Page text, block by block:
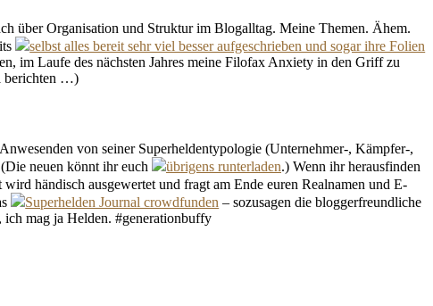
über Organisation und Struktur im Blogalltag. Meine Themen. Ähem.
selbst alles bereit sehr viel besser aufgeschrieben und sogar ihre Folien
im Laufe des nächsten Jahres meine Filofax Anxiety in den Griff zu
berichten …)
von seiner Superheldentypologie (Unternehmer-, Kämpfer-,
neuen könnt ihr euch
übrigens runterladen.) Wenn ihr herausfinden
händisch ausgewertet und fragt am Ende euren Realnamen und E-
Superhelden Journal crowdfunden – sozusagen die bloggerfreundliche
ich mag ja Helden. #generationbuffy